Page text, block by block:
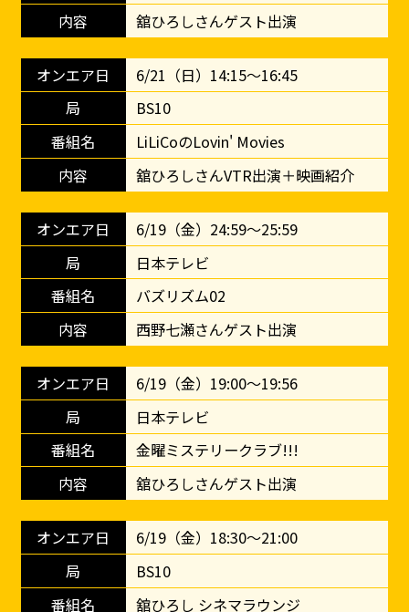
舘ひろしさんゲスト出演
6/21（日）14:15～16:45
BS10
LiLiCoのLovin' Movies
舘ひろしさんVTR出演＋映画紹介
6/19（金）24:59～25:59
日本テレビ
バズリズム02
西野七瀬さんゲスト出演
6/19（金）19:00～19:56
日本テレビ
金曜ミステリークラブ!!!
舘ひろしさんゲスト出演
6/19（金）18:30～21:00
BS10
舘ひろし シネマラウンジ